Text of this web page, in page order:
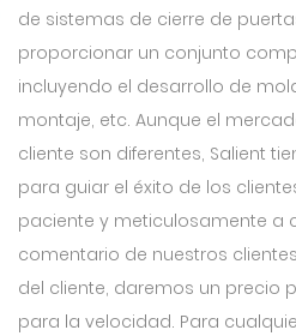
de sistemas de cierre de
proporcionar un conjunto
incluyendo el desarrollo de
montaje, etc. Aunque el
cliente son diferentes, Salient
para guiar el éxito de los
paciente y meticulosamente a
comentario de nuestros
del cliente, daremos un precio
para la velocidad. Para